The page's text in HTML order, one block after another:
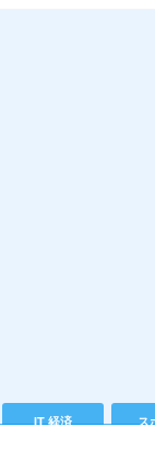
IT 経済 ス